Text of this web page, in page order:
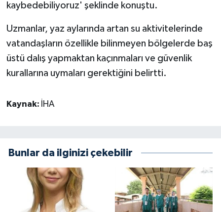
kaybedebiliyoruz' şeklinde konuştu.
Uzmanlar, yaz aylarında artan su aktivitelerinde
vatandaşların özellikle bilinmeyen bölgelerde baş
üstü dalış yapmaktan kaçınmaları ve güvenlik
kurallarına uymaları gerektiğini belirtti.
Kaynak: İHA
Bunlar da ilginizi çekebilir